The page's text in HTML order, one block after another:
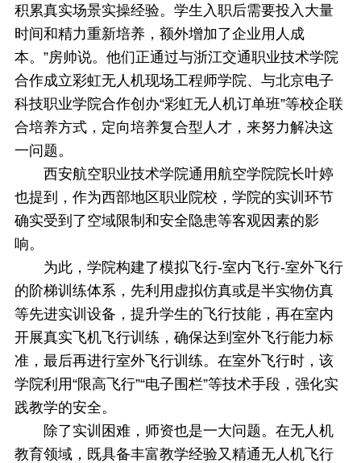
积累真实场景实操经验。学生入职后需要投入大量
时间和精力重新培养，额外增加了企业用人成
本。”房帅说。他们正通过与浙江交通职业技术学院
合作成立彩虹无人机现场工程师学院、与北京电子
科技职业学院合作创办“彩虹无人机订单班”等校企联
合培养方式，定向培养复合型人才，来努力解决这
一问题。
西安航空职业技术学院通用航空学院院长叶婷
也提到，作为西部地区职业院校，学院的实训环节
确实受到了空域限制和安全隐患等客观因素的影
响。
为此，学院构建了模拟飞行-室内飞行-室外飞行
的阶梯训练体系，先利用虚拟仿真或是半实物仿真
等先进实训设备，提升学生的飞行技能，再在室内
开展真实飞机飞行训练，确保达到室外飞行能力标
准，最后再进行室外飞行训练。在室外飞行时，该
学院利用“限高飞行”“电子围栏”等技术手段，强化实
践教学的安全。
除了实训困难，师资也是一大问题。在无人机
教育领域，既具备丰富教学经验又精通无人机飞行